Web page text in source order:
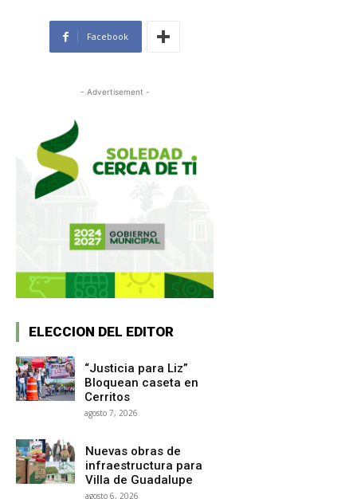
Facebook
- Advertisement -
ELECCION DEL EDITOR
“Justicia para Liz”
Bloquean caseta en
Cerritos
agosto 7, 2026
Nuevas obras de
infraestructura para
Villa de Guadalupe
agosto 6, 2026